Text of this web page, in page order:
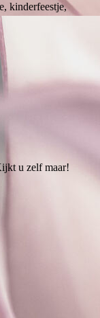
kinderfeestje,
u zelf maar!